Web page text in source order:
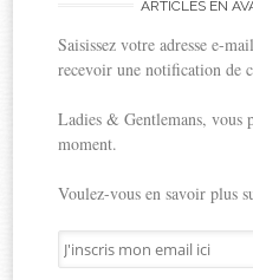
ARTICLES EN
Saisissez votre adresse e-
recevoir une notification de
Ladies & Gentlemans, vous
moment.
Voulez-vous en savoir plus
J'inscris
mon